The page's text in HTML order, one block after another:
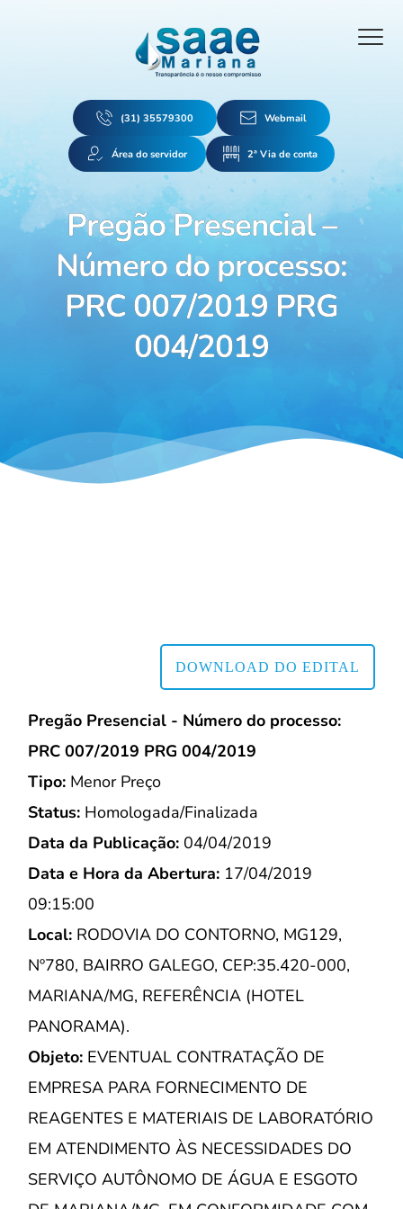
(31) 35579300 Webmail
Área do servidor 2ª Via de conta
Pregão Presencial –
Número do processo:
PRC 007/2019 PRG
004/2019
DOWNLOAD DO EDITAL
Pregão Presencial - Número do processo:
PRC 007/2019 PRG 004/2019
Tipo: Menor Preço
Status: Homologada/Finalizada
Data da Publicação: 04/04/2019
Data e Hora da Abertura: 17/04/2019
09:15:00
Local: RODOVIA DO CONTORNO, MG129,
Nº780, BAIRRO GALEGO, CEP:35.420-000,
MARIANA/MG, REFERÊNCIA (HOTEL
PANORAMA).
Objeto: EVENTUAL CONTRATAÇÃO DE
EMPRESA PARA FORNECIMENTO DE
REAGENTES E MATERIAIS DE LABORATÓRIO
EM ATENDIMENTO ÀS NECESSIDADES DO
SERVIÇO AUTÔNOMO DE ÁGUA E ESGOTO